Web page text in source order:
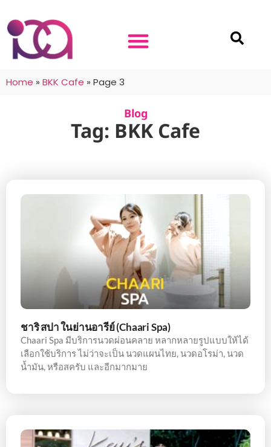
Home » BKK Cafe » Page 3
Blog
Tag: BKK Cafe
ชาริ สปา ในย่านอารีย์ (Chaari Spa)
Chaari Spa มีบริการนวดผ่อนคลาย หลากหลายรูปแบบให้ได้
เลือกใช้บริการ ไม่ว่าจะเป็น นวดแผนไทย, นวดอโรม่า, นวด
น้ำมัน, หรือสครับ และอีกมากมาย